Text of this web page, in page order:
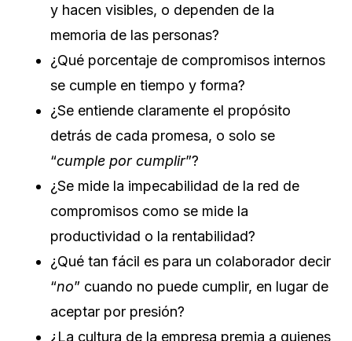
y hacen visibles, o dependen de la
memoria de las personas?
¿Qué porcentaje de compromisos internos
se cumple en tiempo y forma?
¿Se entiende claramente el propósito
detrás de cada promesa, o solo se
“cumple por cumplir”?
¿Se mide la impecabilidad de la red de
compromisos como se mide la
productividad o la rentabilidad?
¿Qué tan fácil es para un colaborador decir
“no” cuando no puede cumplir, en lugar de
aceptar por presión?
¿La cultura de la empresa premia a quienes